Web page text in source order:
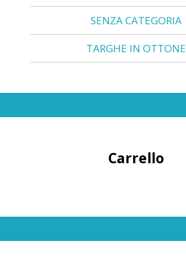
SENZA CATEGORIA
TARGHE IN OTTONE
Carrello